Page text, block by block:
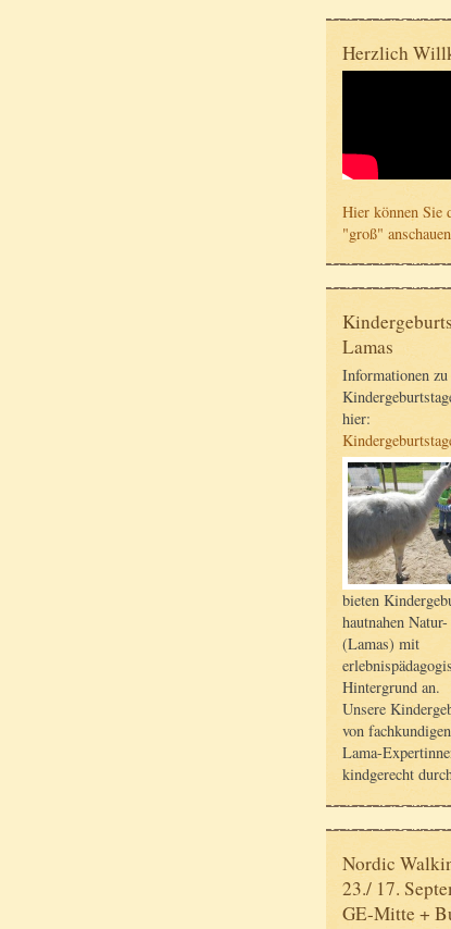
Herzlich
Hier können Sie
"groß"
Lamas
Informationen zu
hier:
bieten
hautnahen
(Lamas) mit
Hintergrund an.
Unsere
von
Lama-
kindgerecht
Nordic
23./ 17.
GE-Mitte +